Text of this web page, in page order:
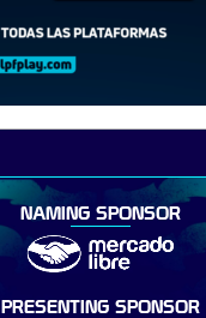
NAMING SPONSOR
PRESENTING SPONSOR